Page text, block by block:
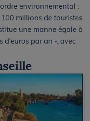
environnemental :
millions de touristes
une manne égale à
d'euros par an -, avec